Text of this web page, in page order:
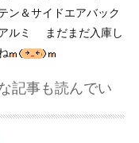
＆サイドエアバック
ルミ まだまだ入庫し
記事も読んでい